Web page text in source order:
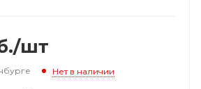
/шт
Нет в наличии